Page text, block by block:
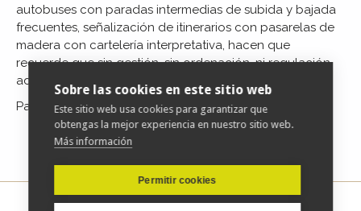
autobuses con paradas intermedias de subida y bajada
frecuentes, señalización de itinerarios con pasarelas de
madera con cartelería interpretativa, hacen que
recuerde que sin gestión, sin ordenación, ni regulación
adecuada, la degradación es inminente."
Para acceder al artículo completopulse aquí
Sobre las cookies en este sitio web
Este sitio web usa cookies para garantizar que
obtengas la mejor experiencia en nuestro sitio web.
Más información
Permitir cookies